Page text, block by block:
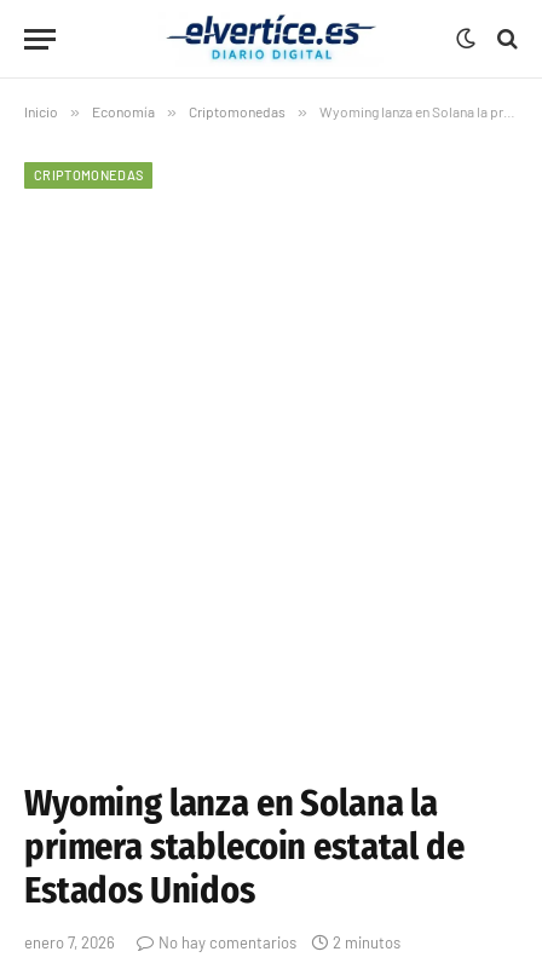
Inicio » Economía » Criptomonedas » Wyoming lanza en Solana la primera stablecoin estatal de Estados Unidos
CRIPTOMONEDAS
Wyoming lanza en Solana la
primera stablecoin estatal de
Estados Unidos
enero 7, 2026 No hay comentarios 2 minutos